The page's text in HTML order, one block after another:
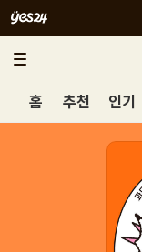
홈 추천 인기